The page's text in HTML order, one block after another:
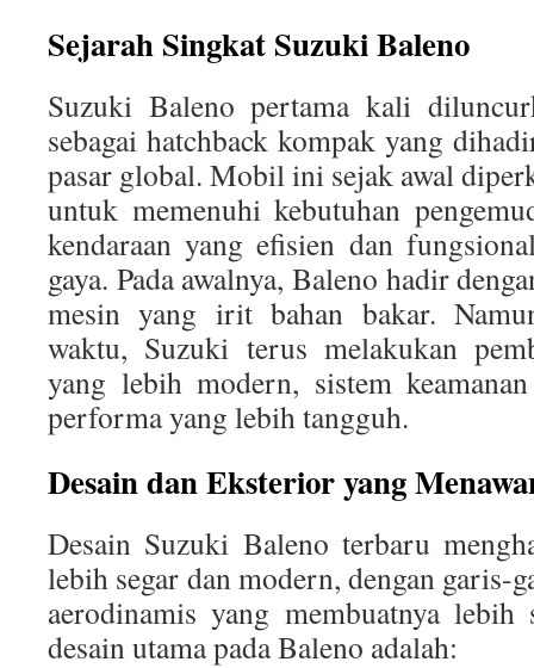
Sejarah Singkat Suzuki Baleno
Suzuki Baleno pertama kali
sebagai hatchback kompak yang
pasar global. Mobil ini sejak awal
untuk memenuhi kebutuhan
kendaraan yang efisien dan
gaya. Pada awalnya, Baleno hadir
mesin yang irit bahan bakar.
waktu, Suzuki terus melakukan
yang lebih modern, sistem
performa yang lebih tangguh.
Desain dan Eksterior yang
Desain Suzuki Baleno terbaru
lebih segar dan modern, dengan garis-
aerodinamis yang membuatnya
desain utama pada Baleno adalah: